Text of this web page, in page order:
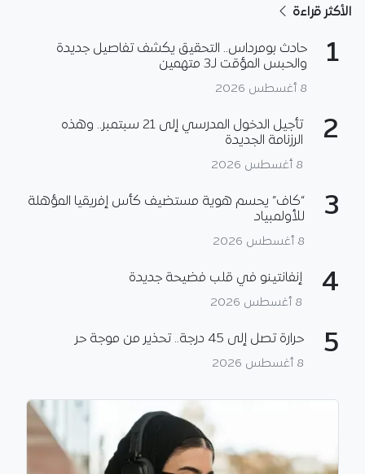
الأكثر قراءة
1
حادث بومرداس.. التحقيق يكشف تفاصيل جديدة
والحبس المؤقت لـ3 متهمين
8 أغسطس 2026
2
تأجيل الدخول المدرسي إلى 21 سبتمبر.. وهذه
الرزنامة الجديدة
8 أغسطس 2026
3
“كاف” يحسم هوية مستضيف كأس إفريقيا المؤهلة
للأولمبياد
8 أغسطس 2026
4 إنفانتينو في قلب فضيحة جديدة
8 أغسطس 2026
5 حرارة تصل إلى 45 درجة.. تحذير من موجة حر
8 أغسطس 2026